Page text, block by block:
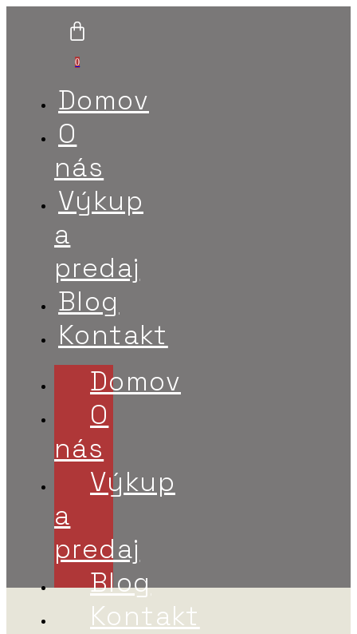
0
Domov
O
nás
Výkup
a
predaj
Blog
Kontakt
Domov
O
nás
Výkup
a
predaj
Blog
Kontakt